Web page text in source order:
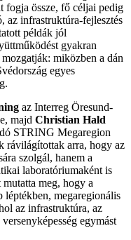
fogja össze, fő céljai pedig
az infrastruktúra-fejlesztés
példák jól
gyakran
miközben a dán
egyes
az Interreg Öresund-
majd Christian Hald
STRING Megaregion
rávilágítottak arra, hogy az
szolgál, hanem a
laboratóriumaként is
meg, hogy a
léptékben, megaregionális
az infrastruktúra, az
egymást